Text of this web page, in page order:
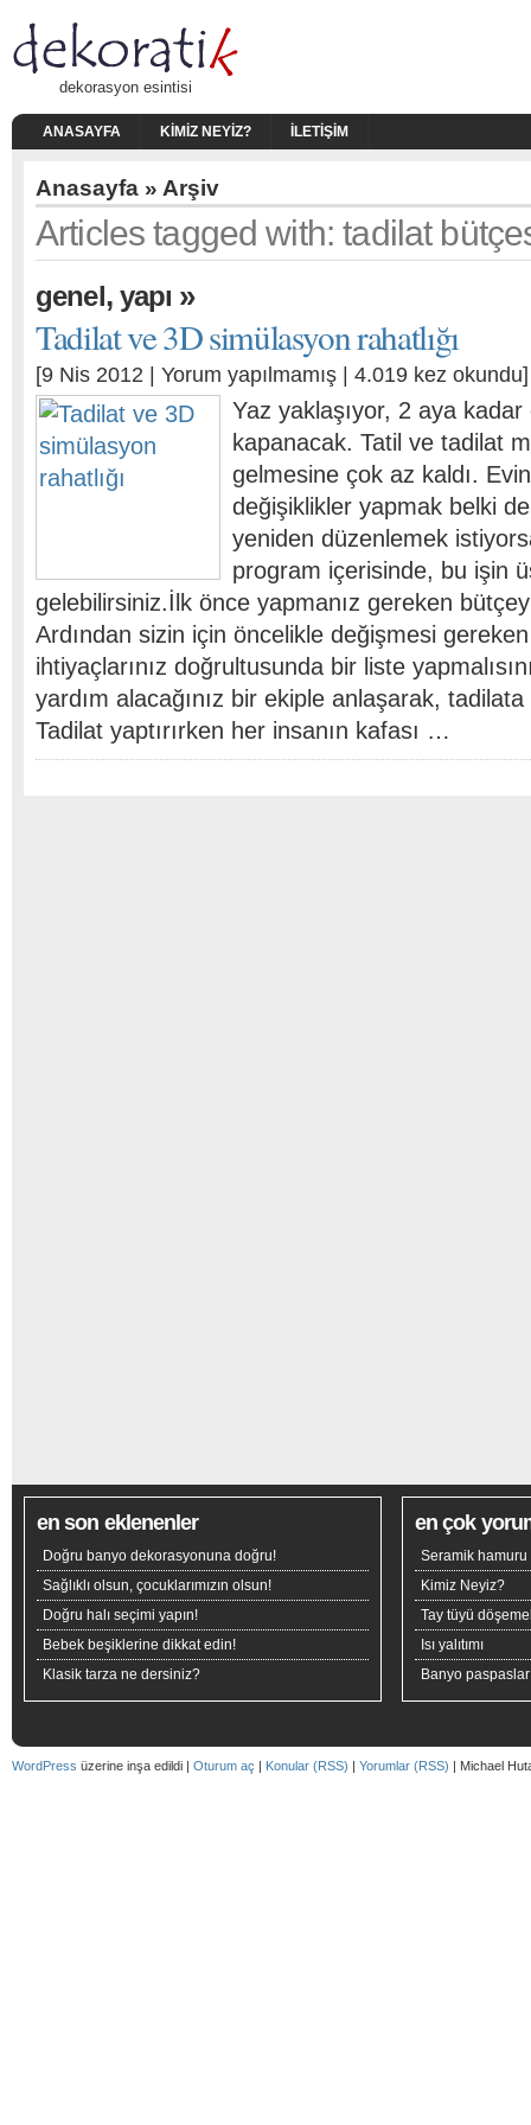
dekorasyon esintisi
ANASAYFA KIMIZ NEYIZ? İLETIŞIM
Anasayfa » Arşiv
Articles tagged with: tadilat
genel, yapı »
Tadilat ve 3D simülasyon rahatlığı
[9 Nis 2012 | Yorum yapılmamış | 4.019 kez okundu]
Yaz yaklaşıyor, 2 aya
kapanacak. Tatil ve tadilat
gelmesine çok az kaldı.
değişiklikler yapmak belki
yeniden düzenlemek
program içerisinde, bu işin
gelebilirsiniz.İlk önce yapmanız gereken
Ardından sizin için öncelikle değişmesi
ihtiyaçlarınız doğrultusunda bir liste
yardım alacağınız bir ekiple anlaşarak,
Tadilat yaptırırken her insanın kafası …
en son eklenenler
Doğru banyo dekorasyonuna doğru!
Sağlıklı olsun, çocuklarımızın olsun!
Doğru halı seçimi yapın!
Bebek beşiklerine dikkat edin!
Klasik tarza ne dersiniz?
en çok
Seramik hamuru
Kimiz Neyiz?
Tay tüyü
Isı yalıtımı
Banyo
WordPress üzerine inşa edildi | Oturum aç | Konular (RSS) | Yorumlar (RSS) | Michael